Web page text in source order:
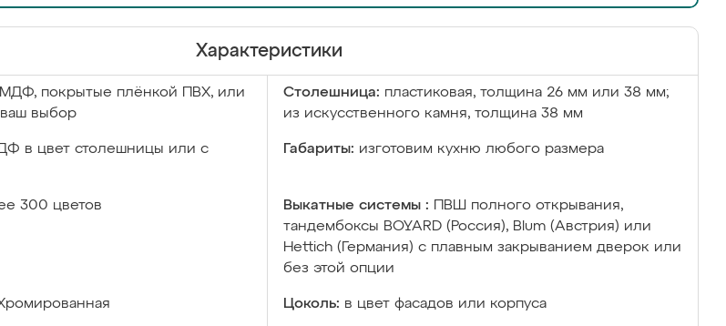
Характеристики
МДФ, покрытые плёнкой ПВХ, или
выбор
Столешница: пластиковая, толщина 26 мм или 38 мм;
из искусственного камня, толщина 38 мм
в цвет столешницы или с
Габариты: изготовим кухню любого размера
300 цветов Выкатные системы :
ПВШ полного открывания,
тандембоксы BOYARD (Россия), Blum (Австрия) или
Hettich (Германия) с плавным закрыванием дверок или
без этой опции
Цоколь: в цвет фасадов или корпуса